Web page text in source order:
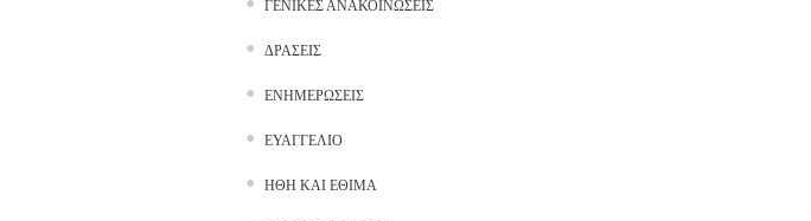
ΓΕΝΙΚΈΣ ΑΝΑΚΟΙΝΏΣΕΙΣ
ΔΡΆΣΕΙΣ
ΕΝΗΜΕΡΏΣΕΙΣ
ΕΥΑΓΓΈΛΙΟ
ΉΘΗ ΚΑΙ ΈΘΙΜΑ